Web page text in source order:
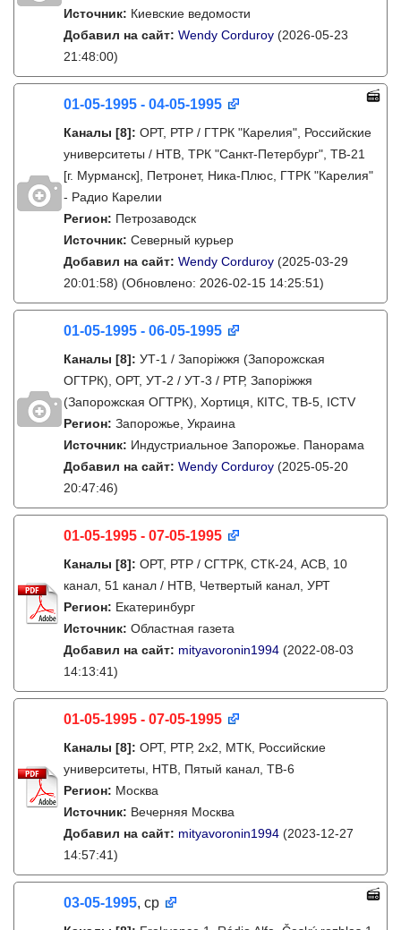
Источник: Киевские ведомости
Добавил на сайт: Wendy Corduroy (2026-05-23
21:48:00)
01-05-1995 - 04-05-1995
Каналы [8]: ОРТ, РТР / ГТРК "Карелия", Российские
университеты / НТВ, ТРК "Санкт-Петербург", ТВ-21
[г. Мурманск], Петронет, Ника-Плюс, ГТРК "Карелия"
- Радио Карелии
Регион: Петрозаводск
Источник: Северный курьер
Добавил на сайт: Wendy Corduroy (2025-03-29
20:01:58) (Обновлено: 2026-02-15 14:25:51)
01-05-1995 - 06-05-1995
Каналы [8]: УТ-1 / Запоріжжя (Запорожская
ОГТРК), ОРТ, УТ-2 / УТ-3 / РТР, Запоріжжя
(Запорожская ОГТРК), Хортиця, КІТС, ТВ-5, ICTV
Регион: Запорожье, Украина
Источник: Индустриальное Запорожье. Панорама
Добавил на сайт: Wendy Corduroy (2025-05-20
20:47:46)
01-05-1995 - 07-05-1995
Каналы [8]: ОРТ, РТР / СГТРК, СТК-24, АСВ, 10
канал, 51 канал / НТВ, Четвертый канал, УРТ
Регион: Екатеринбург
Источник: Областная газета
Добавил на сайт: mityavoronin1994 (2022-08-03
14:13:41)
01-05-1995 - 07-05-1995
Каналы [8]: ОРТ, РТР, 2х2, МТК, Российские
университеты, НТВ, Пятый канал, ТВ-6
Регион: Москва
Источник: Вечерняя Москва
Добавил на сайт: mityavoronin1994 (2023-12-27
14:57:41)
03-05-1995, ср